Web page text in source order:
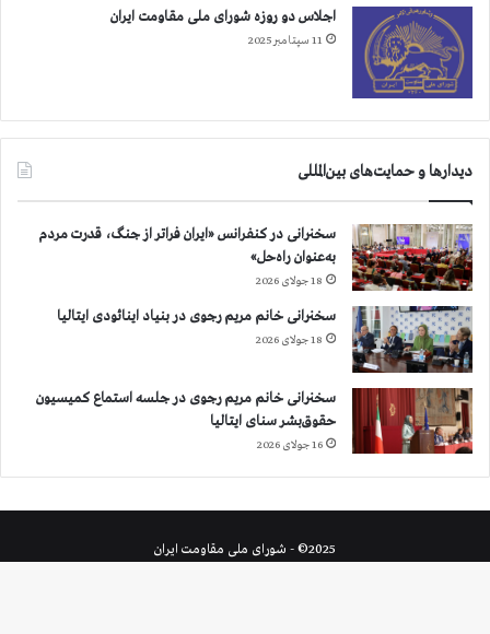
اجلاس دو روزه شورای ملی مقاومت ایران
11 سپتامبر 2025
دیدارها و حمایت‌های بین‌المللی
سخنرانی در کنفرانس «ایران فراتر از جنگ، قدرت مردم
به‌عنوان راه‌حل»
18 جولای 2026
سخنرانی خانم مریم رجوی در بنیاد اینائودی ایتالیا
18 جولای 2026
سخنرانی خانم مریم رجوی در جلسه استماع کمیسیون
حقوق‌بشر سنای ایتالیا
16 جولای 2026
2025© - شورای ملی مقاومت ایران